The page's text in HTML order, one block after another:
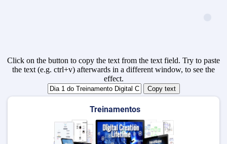
Click on the button to copy the text from the text field. Try to paste
the text (e.g. ctrl+v) afterwards in a different window, to see the
effect.
Copy text
Treinamentos